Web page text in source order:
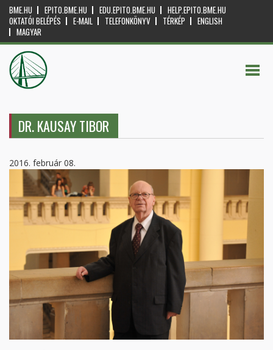
BME.HU EPITO.BME.HU EDU.EPITO.BME.HU
HELP.EPITO.BME.HU
OKTATÓI BELÉPÉS
E-MAIL TELEFONKÖNYV TÉRKÉP
ENGLISH
MAGYAR
DR. KAUSAY TIBOR
2016. február 08.